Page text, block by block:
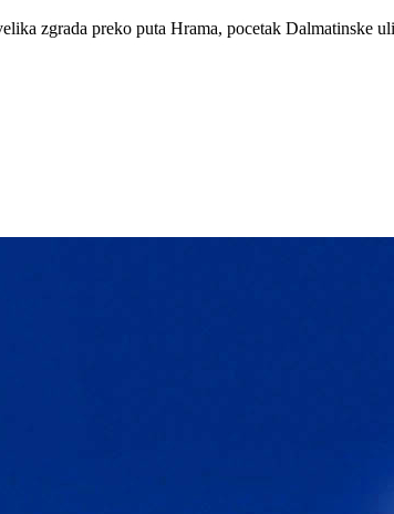
zgrada preko puta Hrama, pocetak Dalmatinske